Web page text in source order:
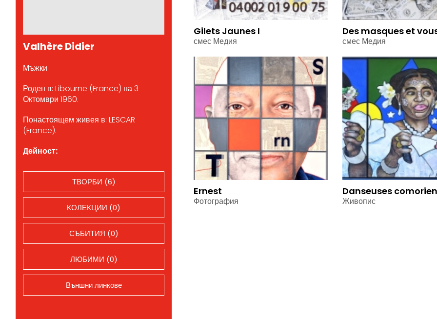
Valhère Didier
Мъжки
Роден в: Libourne (France) на 3
Октомври 1960.
Понастоящем живея в: LESCAR
(France).
Дейност:
ТВОРБИ (6)
КОЛЕКЦИИ (0)
СЪБИТИЯ (0)
ЛЮБИМИ (0)
Външни линкове
Gilets Jaunes I
смес Медия
Des masques et
смес Медия
Ernest
Фотография
Danseuses
Живопис